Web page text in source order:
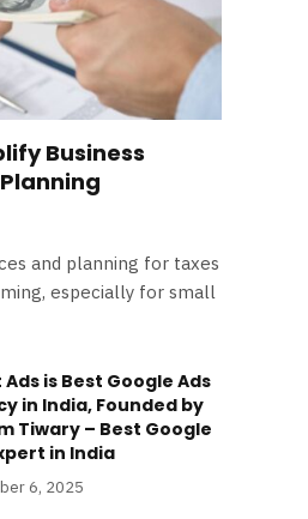
Business
and planning for taxes
especially for small
Ads is Best Google Ads
in India, Founded by
Tiwary – Best Google
in India
6, 2025